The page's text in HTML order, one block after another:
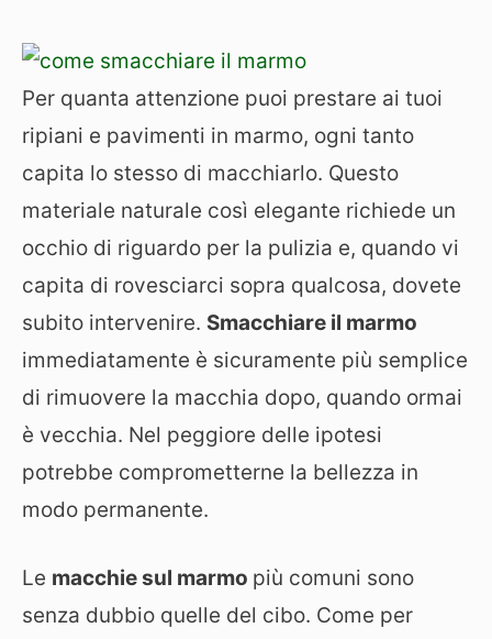
Per quanta attenzione puoi prestare ai tuoi
ripiani e pavimenti in marmo, ogni tanto
capita lo stesso di macchiarlo. Questo
materiale naturale così elegante richiede un
occhio di riguardo per la pulizia e, quando vi
capita di rovesciarci sopra qualcosa, dovete
subito intervenire. Smacchiare il marmo
immediatamente è sicuramente più semplice
di rimuovere la macchia dopo, quando ormai
è vecchia. Nel peggiore delle ipotesi
potrebbe comprometterne la bellezza in
modo permanente.
Le macchie sul marmo più comuni sono
senza dubbio quelle del cibo. Come per